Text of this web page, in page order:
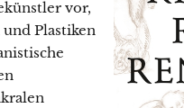
vor,
Plastiken